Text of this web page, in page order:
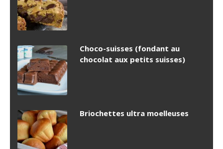
Choco-suisses (fondant au
chocolat aux petits suisses)
Briochettes ultra moelleuses